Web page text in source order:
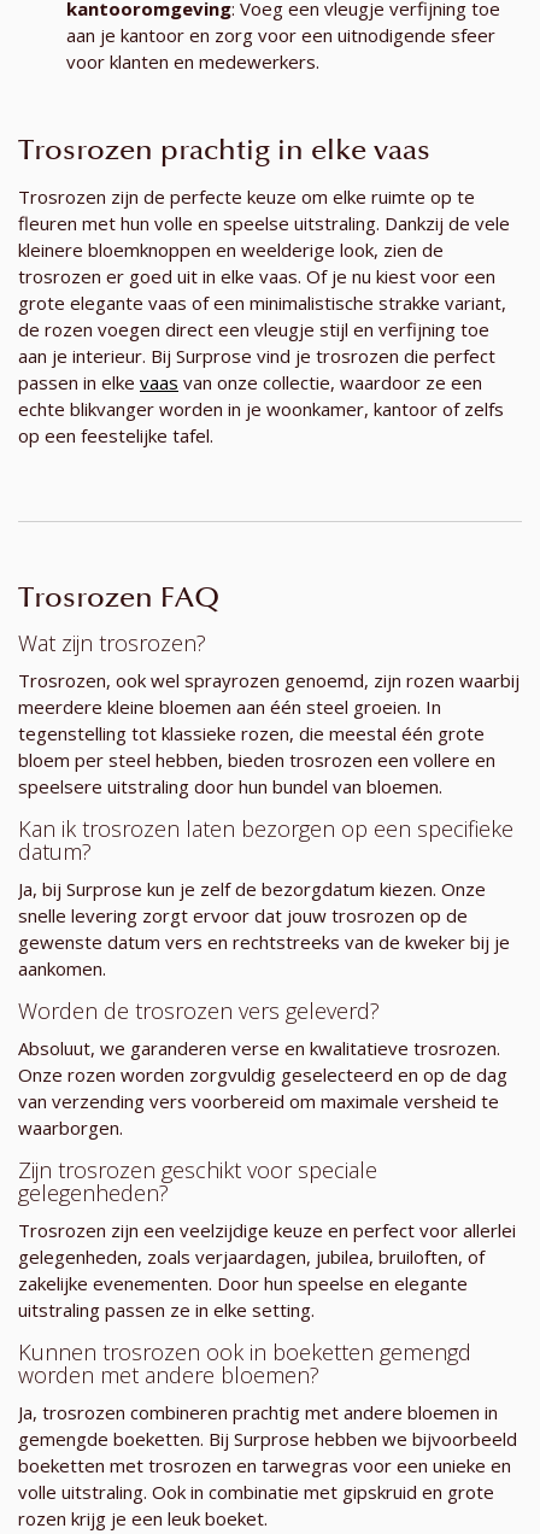
kantooromgeving: Voeg een vleugje verfijning toe
aan je kantoor en zorg voor een uitnodigende sfeer
voor klanten en medewerkers.
Trosrozen prachtig in elke vaas
Trosrozen zijn de perfecte keuze om elke ruimte op te
fleuren met hun volle en speelse uitstraling. Dankzij de vele
kleinere bloemknoppen en weelderige look, zien de
trosrozen er goed uit in elke vaas. Of je nu kiest voor een
grote elegante vaas of een minimalistische strakke variant,
de rozen voegen direct een vleugje stijl en verfijning toe
aan je interieur. Bij Surprose vind je trosrozen die perfect
passen in elke vaas van onze collectie, waardoor ze een
echte blikvanger worden in je woonkamer, kantoor of zelfs
op een feestelijke tafel.
Trosrozen FAQ
Wat zijn trosrozen?
Trosrozen, ook wel sprayrozen genoemd, zijn rozen waarbij
meerdere kleine bloemen aan één steel groeien. In
tegenstelling tot klassieke rozen, die meestal één grote
bloem per steel hebben, bieden trosrozen een vollere en
speelsere uitstraling door hun bundel van bloemen.
Kan ik trosrozen laten bezorgen op een specifieke
datum?
Ja, bij Surprose kun je zelf de bezorgdatum kiezen. Onze
snelle levering zorgt ervoor dat jouw trosrozen op de
gewenste datum vers en rechtstreeks van de kweker bij je
aankomen.
Worden de trosrozen vers geleverd?
Absoluut, we garanderen verse en kwalitatieve trosrozen.
Onze rozen worden zorgvuldig geselecteerd en op de dag
van verzending vers voorbereid om maximale versheid te
waarborgen.
Zijn trosrozen geschikt voor speciale
gelegenheden?
Trosrozen zijn een veelzijdige keuze en perfect voor allerlei
gelegenheden, zoals verjaardagen, jubilea, bruiloften, of
zakelijke evenementen. Door hun speelse en elegante
uitstraling passen ze in elke setting.
Kunnen trosrozen ook in boeketten gemengd
worden met andere bloemen?
Ja, trosrozen combineren prachtig met andere bloemen in
gemengde boeketten. Bij Surprose hebben we bijvoorbeeld
boeketten met trosrozen en tarwegras voor een unieke en
volle uitstraling. Ook in combinatie met gipskruid en grote
rozen krijg je een leuk boeket.